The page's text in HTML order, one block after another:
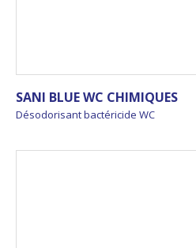
SANI BLUE WC CHIMIQUES
Désodorisant bactéricide WC